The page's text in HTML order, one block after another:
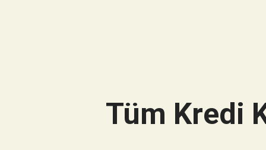
Tüm Kredi